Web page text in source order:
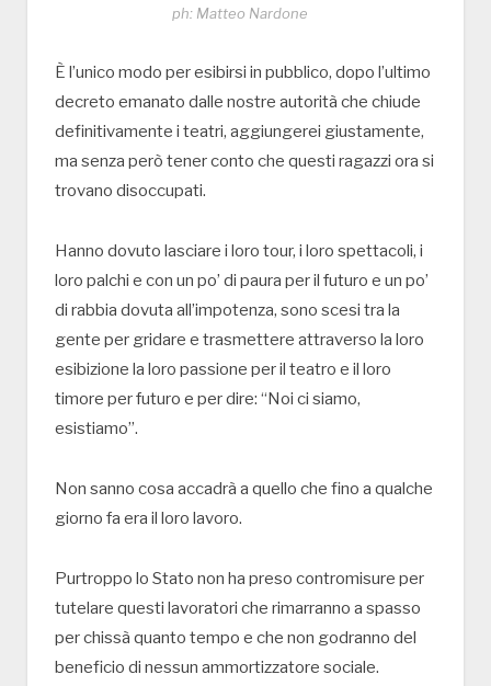
ph: Matteo Nardone
È l’unico modo per esibirsi in pubblico, dopo l’ultimo
decreto emanato dalle nostre autorità che chiude
definitivamente i teatri, aggiungerei giustamente,
ma senza però tener conto che questi ragazzi ora si
trovano disoccupati.
Hanno dovuto lasciare i loro tour, i loro spettacoli, i
loro palchi e con un po’ di paura per il futuro e un po’
di rabbia dovuta all’impotenza, sono scesi tra la
gente per gridare e trasmettere attraverso la loro
esibizione la loro passione per il teatro e il loro
timore per futuro e per dire: “Noi ci siamo,
esistiamo”.
Non sanno cosa accadrà a quello che fino a qualche
giorno fa era il loro lavoro.
Purtroppo lo Stato non ha preso contromisure per
tutelare questi lavoratori che rimarranno a spasso
per chissà quanto tempo e che non godranno del
beneficio di nessun ammortizzatore sociale.